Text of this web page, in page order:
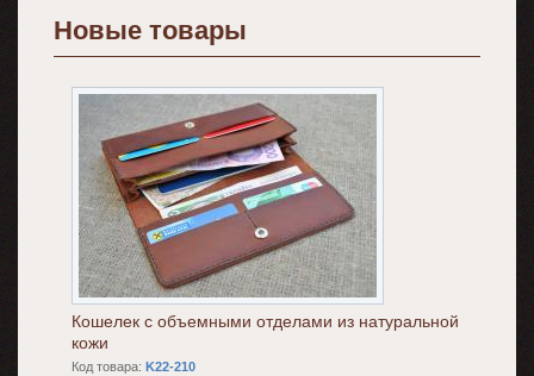
Новые товары
Кошелек с объемными отделами из натуральной
кожи
Код товара: K22-210